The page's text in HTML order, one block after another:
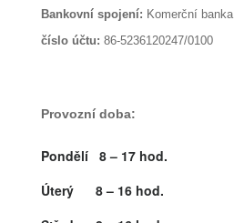
Bankovní spojení: Komerční banka
číslo účtu: 86-5236120247/0100
Provozní doba:
Pondělí 8 – 17 hod.
Úterý 8 – 16 hod.